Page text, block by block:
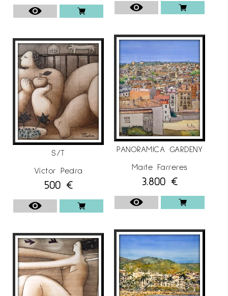
S/T
Víctor Pedra
500 €
PANORAMICA GARDENY
Maite Farreres
3.800 €